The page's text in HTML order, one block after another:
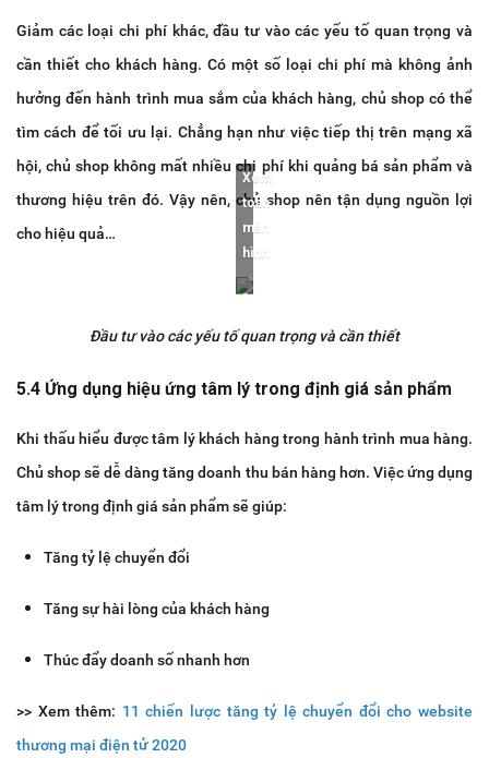
Giảm các loại chi phí khác, đầu tư vào các yếu tố quan trọng và
cần thiết cho khách hàng. Có một số loại chi phí mà không ảnh
hưởng đến hành trình mua sắm của khách hàng, chủ shop có thể
tìm cách để tối ưu lại. Chẳng hạn như việc tiếp thị trên mạng xã
hội, chủ shop không mất nhiều chi phí khi quảng bá sản phẩm và
thương hiệu trên đó. Vậy nên, chủ shop nên tận dụng nguồn lợi
cho hiệu quả…
Xem
toàn
màn
hình
Đầu tư vào các yếu tố quan trọng và cần thiết
5.4 Ứng dụng hiệu ứng tâm lý trong định giá sản phẩm
Khi thấu hiểu được tâm lý khách hàng trong hành trình mua hàng.
Chủ shop sẽ dễ dàng tăng doanh thu bán hàng hơn. Việc ứng dụng
tâm lý trong định giá sản phẩm sẽ giúp:
Tăng tỷ lệ chuyển đổi
Tăng sự hài lòng của khách hàng
Thúc đẩy doanh số nhanh hơn
>> Xem thêm: 11 chiến lược tăng tỷ lệ chuyển đổi cho website
thương mại điện tử 2020